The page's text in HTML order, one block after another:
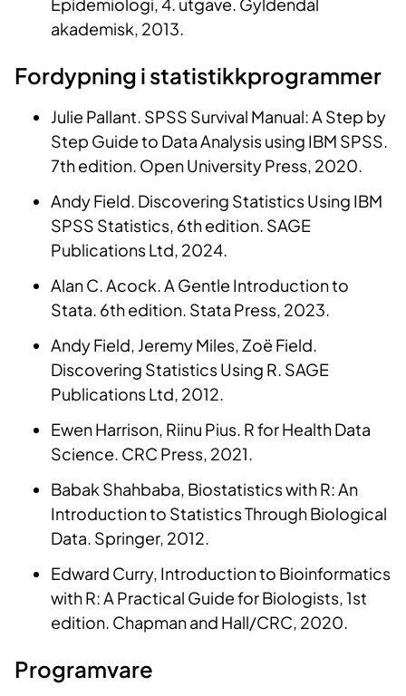
akademisk, 2013.
Fordypning i statistikkprogrammer
Julie Pallant. SPSS Survival Manual: A Step by
Step Guide to Data Analysis using IBM SPSS.
7th edition. Open University Press, 2020.
Andy Field. Discovering Statistics Using IBM
SPSS Statistics, 6th edition. SAGE
Publications Ltd, 2024.
Alan C. Acock. A Gentle Introduction to
Stata. 6th edition. Stata Press, 2023.
Andy Field, Jeremy Miles, Zoë Field.
Discovering Statistics Using R. SAGE
Publications Ltd, 2012.
Ewen Harrison, Riinu Pius. R for Health Data
Science. CRC Press, 2021.
Babak Shahbaba, Biostatistics with R: An
Introduction to Statistics Through Biological
Data. Springer, 2012.
Edward Curry, Introduction to Bioinformatics
with R: A Practical Guide for Biologists, 1st
edition. Chapman and Hall/CRC, 2020.
Programvare